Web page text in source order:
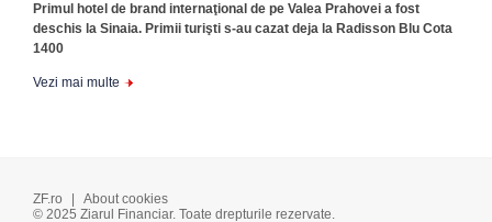
​Primul hotel de brand internaţional de pe Valea Prahovei a fost
deschis la Sinaia. Primii turişti s-au cazat deja la Radisson Blu Cota
1400
Vezi mai multe
ZF.ro |
About cookies
© 2025 Ziarul Financiar. Toate drepturile rezervate.